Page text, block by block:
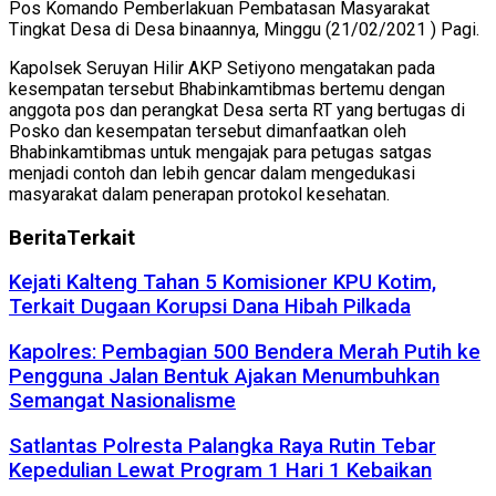
Pos Komando Pemberlakuan Pembatasan Masyarakat
Tingkat Desa di Desa binaannya, Minggu (21/02/2021 ) Pagi.
Kapolsek Seruyan Hilir AKP Setiyono mengatakan pada
kesempatan tersebut Bhabinkamtibmas bertemu dengan
anggota pos dan perangkat Desa serta RT yang bertugas di
Posko dan kesempatan tersebut dimanfaatkan oleh
Bhabinkamtibmas untuk mengajak para petugas satgas
menjadi contoh dan lebih gencar dalam mengedukasi
masyarakat dalam penerapan protokol kesehatan.
BeritaTerkait
Kejati Kalteng Tahan 5 Komisioner KPU Kotim,
Terkait Dugaan Korupsi Dana Hibah Pilkada
Kapolres: Pembagian 500 Bendera Merah Putih ke
Pengguna Jalan Bentuk Ajakan Menumbuhkan
Semangat Nasionalisme
Satlantas Polresta Palangka Raya Rutin Tebar
Kepedulian Lewat Program 1 Hari 1 Kebaikan